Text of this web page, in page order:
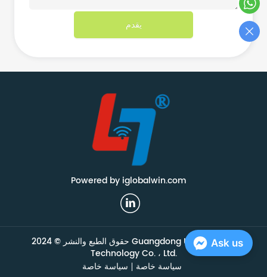
يقدم
Powered by iglobalwin.com
حقوق الطبع والنشر © 2024 Guangdong Union Smart
Technology Co. ، Ltd.
سياسة خاصة
سياسة خاصة
Ask us